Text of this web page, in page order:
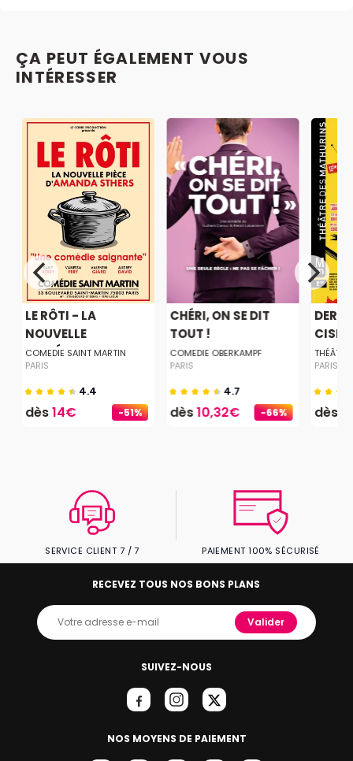
ÇA PEUT ÉGALEMENT VOUS
INTÉRESSER
-51%
LE RÔTI - LA
NOUVELLE
COMÉDIE...
COMEDIE SAINT MARTIN
PARIS
4.4
dès14€ -66%
CHÉRI, ON SE DIT
TOUT !
COMEDIE OBERKAMPF
PARIS
4.7
dès10,32€
PARIS
dès
SERVICE CLIENT 7 / 7 PAIEMENT 100% SÉCURISÉ
SUIVEZ-NOUS
NOS MOYENS DE PAIEMENT
RECEVEZ TOUS NOS BONS PLANS
Valider